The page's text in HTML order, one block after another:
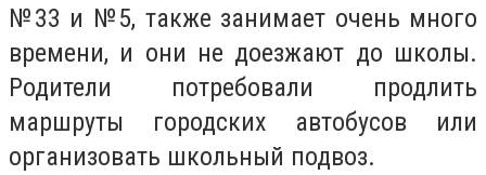
№33 и №5, также занимает очень много
времени, и они не доезжают до школы.
Родители потребовали продлить
маршруты городских автобусов или
организовать школьный подвоз.